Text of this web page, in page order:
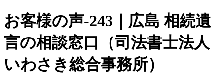
お客様の声-243｜広島 相続遺
言の相談窓口（司法書士法人
いわさき総合事務所）